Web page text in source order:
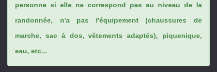
personne si elle ne correspond pas au niveau de la
randonnée, n'a pas l'équipement (chaussures de
marche, sac à dos, vêtements adaptés), piquenique,
eau, etc...